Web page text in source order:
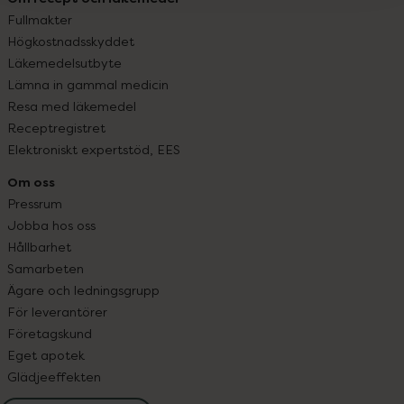
Fullmakter
Högkostnadsskyddet
Läkemedelsutbyte
Lämna in gammal medicin
Resa med läkemedel
Receptregistret
Elektroniskt expertstöd, EES
Om oss
Pressrum
Jobba hos oss
Hållbarhet
Samarbeten
Ägare och ledningsgrupp
För leverantörer
Företagskund
Eget apotek
Glädjeeffekten